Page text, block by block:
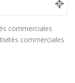
commerciales
commerciales